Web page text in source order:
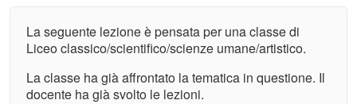
La seguente lezione è pensata per una classe di
Liceo classico/scientifico/scienze umane/artistico.
La classe ha già affrontato la tematica in questione. Il
docente ha già svolto le lezioni.